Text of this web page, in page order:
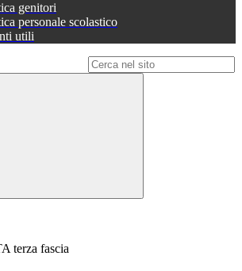
genitori
personale scolastico
utili
terza fascia